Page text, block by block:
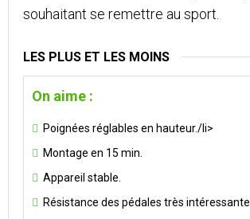
souhaitant se remettre au sport.
LES PLUS ET LES MOINS
On aime :
Poignées réglables en hauteur./li>
Montage en 15 min.
Appareil stable.
Résistance des pédales très intéressante.